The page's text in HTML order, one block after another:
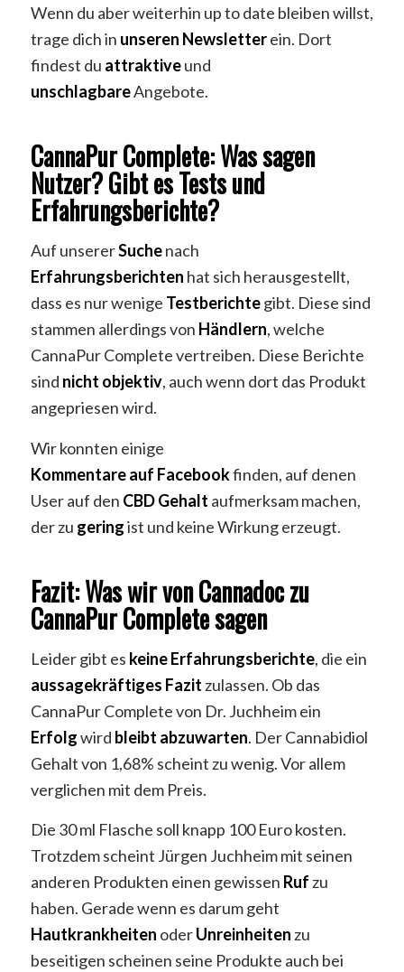
Wenn du aber weiterhin up to date bleiben willst,
trage dich in unseren Newsletterein. Dort
findest du attraktiveund
unschlagbareAngebote.
CannaPur Complete: Was sagen
Nutzer? Gibt es Tests und
Erfahrungsberichte?
Auf unsererSuchenach
Erfahrungsberichten hat sich herausgestellt,
dass es nur wenige Testberichtegibt. Diese sind
stammen allerdings von Händlern, welche
CannaPur Complete vertreiben. Diese Berichte
sind nicht objektiv, auch wenn dort das Produkt
angepriesen wird.
Wir konnten einige
Kommentare auf Facebookfinden, auf denen
User auf den CBD Gehalt aufmerksam machen,
der zu geringist und keine Wirkung erzeugt.
Fazit: Was wir von Cannadoc zu
CannaPur Complete sagen
Leider gibt es keine Erfahrungsberichte, die ein
aussagekräftiges Fazit zulassen. Ob das
CannaPur Complete von Dr. Juchheim ein
Erfolgwird bleibt abzuwarten. Der Cannabidiol
Gehalt von 1,68% scheint zu wenig. Vor allem
verglichen mit dem Preis.
Die 30 ml Flasche soll knapp 100 Euro kosten.
Trotzdem scheint Jürgen Juchheim mit seinen
anderen Produkten einen gewissen Ruf zu
haben. Gerade wenn es darum geht
Hautkrankheiten oderUnreinheiten zu
beseitigen scheinen seine Produkte auch bei